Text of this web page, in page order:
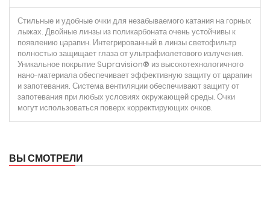
Стильные и удобные очки для незабываемого катания на горных
лыжах. Двойные линзы из поликарбоната очень устойчивы к
появлению царапин. Интегрированный в линзы светофильтр
полностью защищает глаза от ультрафиолетового излучения.
Уникальное покрытие Supravision® из высокотехнологичного
нано-материала обеспечивает эффективную защиту от царапин
и запотевания. Система вентиляции обеспечивают защиту от
запотевания при любых условиях окружающей среды. Очки
могут использоваться поверх корректирующих очков.
ВЫ СМОТРЕЛИ